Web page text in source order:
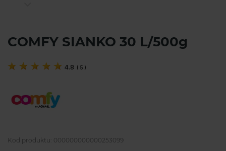
COMFY SIANKO 30 L/500g
4.8 ( 5 )
Kod produktu: 000000000000253099